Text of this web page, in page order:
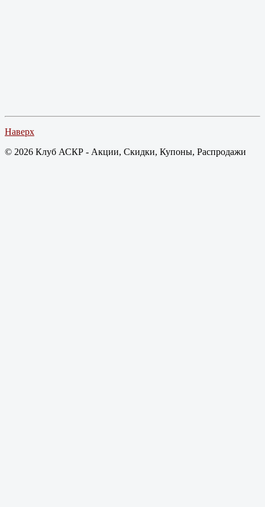
Наверх
© 2026 Клуб АСКР - Акции, Скидки, Купоны, Распродажи